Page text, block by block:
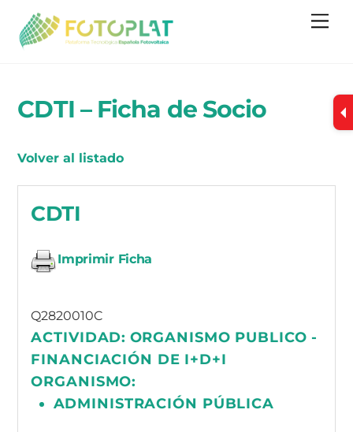
content
CDTI – Ficha de Socio
Volver al listado
CDTI
Imprimir Ficha
Q2820010C
ACTIVIDAD: ORGANISMO PUBLICO -
FINANCIACIÓN DE I+D+I
ORGANISMO:
ADMINISTRACIÓN PÚBLICA